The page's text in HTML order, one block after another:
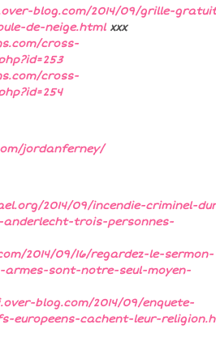
blog.com/2014/09/grille-
de-neige.htmlxxx
cross-
cross-
jordanferney/
2014/09/incendie-criminel-
anderlecht-trois-personnes-
2014/09/16/regardez-le-sermon-
armes-sont-notre-seul-moyen-
blog.com/2014/09/enquete-
europeens-cachent-leur-